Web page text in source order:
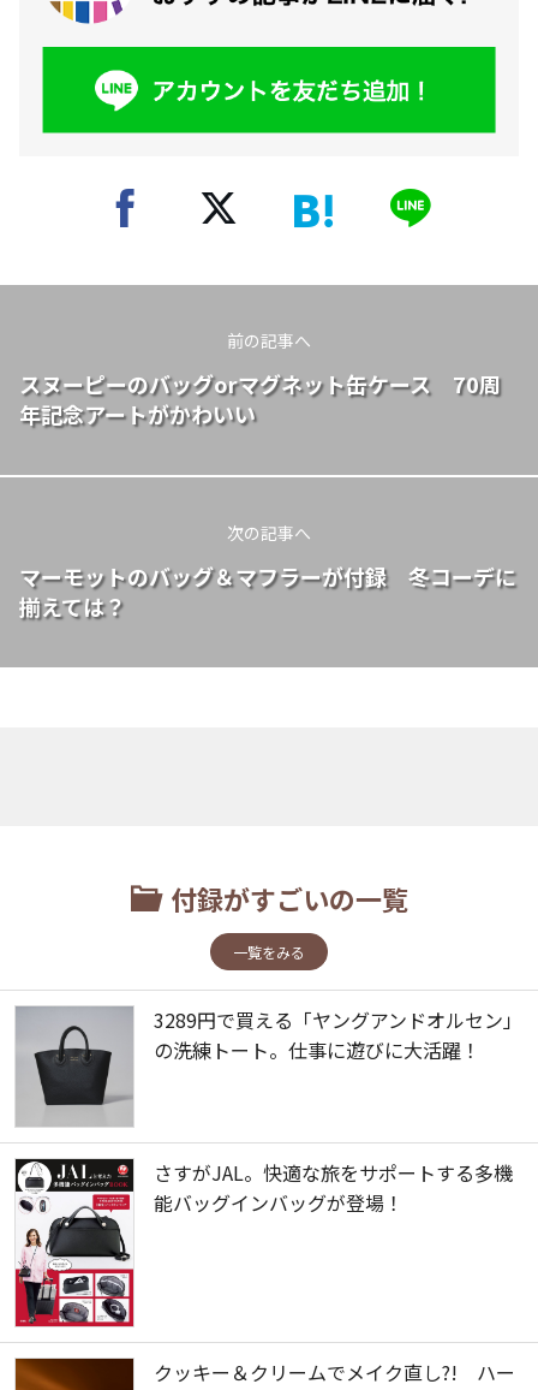
前の記事へ
スヌーピーのバッグorマグネット缶ケース 70周
年記念アートがかわいい
次の記事へ
マーモットのバッグ＆マフラーが付録 冬コーデに
揃えては？
付録がすごいの一覧
一覧をみる
3289円で買える「ヤングアンドオルセン」
の洗練トート。仕事に遊びに大活躍！
さすがJAL。快適な旅をサポートする多機
能バッグインバッグが登場！
クッキー＆クリームでメイク直し?! ハー